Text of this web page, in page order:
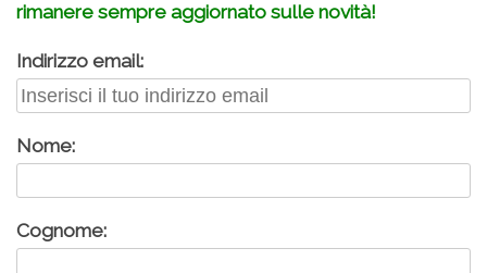
rimanere sempre aggiornato sulle novità!
Indirizzo email:
Nome:
Cognome: